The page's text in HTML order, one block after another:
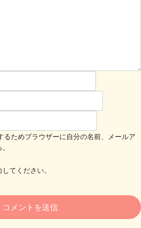
るためブラウザーに自分の名前、メールア
てください。